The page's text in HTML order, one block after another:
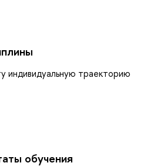
индивидуальную траекторию
обучения